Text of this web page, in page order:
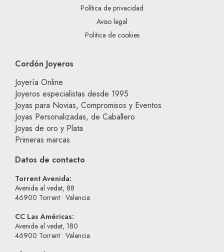
Política de privacidad
Aviso legal
Politica de cookies
Cordón Joyeros
Joyería Online
Joyeros especialistas desde 1995
Joyas para Novias, Compromisos y Eventos
Joyas Personalizadas, de Caballero
Joyas de oro y Plata
Primeras marcas
Datos de contacto
Torrent Avenida:
Avenida al vedat, 88
46900 Torrent • Valencia
CC Las Américas:
Avenida al vedat, 180
46900 Torrent • Valencia